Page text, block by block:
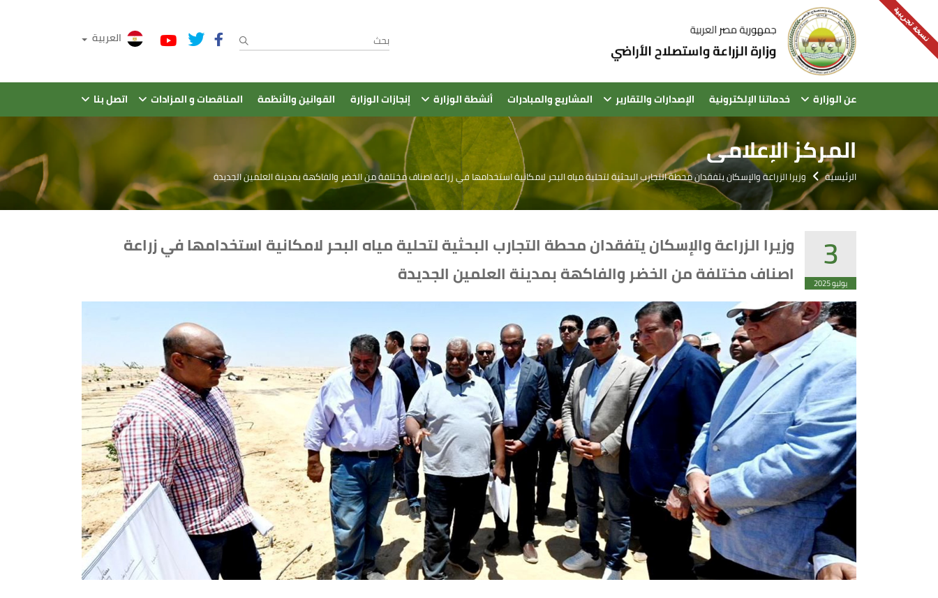
نسخة تجريبية العربية
عن الوزارة خدماتنا الإلكترونية الإصدارات والتقارير المشاريع والمبادرات أنشطة الوزارة إنجازات الوزارة القوانين والأنظمة المناقصات و المزادات اتصل بنا
المركز الإعلامى
الرئيسية وزيرا الزراعة والإسكان يتفقدان محطة التجارب البحثية لتحلية مياه البحر لامكانية استخدامها في زراعة اصناف مختلفة من الخضر والفاكهة بمدينة العلمين الجديدة
3
يوليو 2025
وزيرا الزراعة والإسكان يتفقدان محطة التجارب البحثية لتحلية مياه البحر لامكانية استخدامها في زراعة
اصناف مختلفة من الخضر والفاكهة بمدينة العلمين الجديدة